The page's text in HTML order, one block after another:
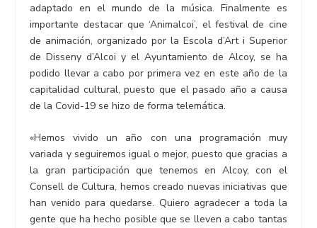
adaptado en el mundo de la música. Finalmente es
importante destacar que ‘Animalcoi’, el festival de cine
de animación, organizado por la Escola d’Art i Superior
de Disseny d’Alcoi y el Ayuntamiento de Alcoy, se ha
podido llevar a cabo por primera vez en este año de la
capitalidad cultural, puesto que el pasado año a causa
de la Covid-19 se hizo de forma telemática.
«Hemos vivido un año con una programación muy
variada y seguiremos igual o mejor, puesto que gracias a
la gran participación que tenemos en Alcoy, con el
Consell de Cultura, hemos creado nuevas iniciativas que
han venido para quedarse. Quiero agradecer a toda la
gente que ha hecho posible que se lleven a cabo tantas